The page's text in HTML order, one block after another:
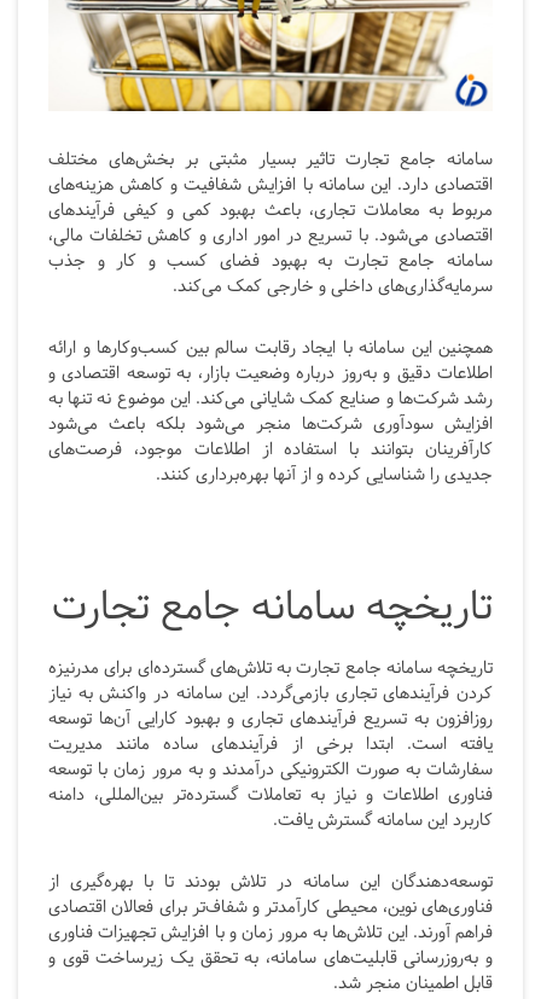
سامانه جامع تجارت تاثیر بسیار مثبتی بر بخش‌های مختلف
اقتصادی دارد. این سامانه با افزایش شفافیت و کاهش هزینه‌های
مربوط به معاملات تجاری، باعث بهبود کمی و کیفی فرآیندهای
اقتصادی می‌شود. با تسریع در امور اداری و کاهش تخلفات مالی،
سامانه جامع تجارت به بهبود فضای کسب و کار و جذب
سرمایه‌گذاری‌های داخلی و خارجی کمک می‌کند.
همچنین این سامانه با ایجاد رقابت سالم بین کسب‌وکارها و ارائه
اطلاعات دقیق و به‌روز درباره وضعیت بازار، به توسعه اقتصادی و
رشد شرکت‌ها و صنایع کمک شایانی می‌کند. این موضوع نه تنها به
افزایش سودآوری شرکت‌ها منجر می‌شود بلکه باعث می‌شود
کارآفرینان بتوانند با استفاده از اطلاعات موجود، فرصت‌های
جدیدی را شناسایی کرده و از آنها بهره‌برداری کنند.
تاریخچه سامانه جامع تجارت
تاریخچه سامانه جامع تجارت به تلاش‌های گسترده‌ای برای مدرنیزه
کردن فرآیندهای تجاری بازمی‌گردد. این سامانه در واکنش به نیاز
روزافزون به تسریع فرآیندهای تجاری و بهبود کارایی آن‌ها توسعه
یافته است. ابتدا برخی از فرآیندهای ساده مانند مدیریت
سفارشات به صورت الکترونیکی درآمدند و به مرور زمان با توسعه
فناوری اطلاعات و نیاز به تعاملات گسترده‌تر بین‌المللی، دامنه
کاربرد این سامانه گسترش یافت.
توسعه‌دهندگان این سامانه در تلاش بودند تا با بهره‌گیری از
فناوری‌های نوین، محیطی کارآمدتر و شفاف‌تر برای فعالان اقتصادی
فراهم آورند. این تلاش‌ها به مرور زمان و با افزایش تجهیزات فناوری
و به‌روزرسانی قابلیت‌های سامانه، به تحقق یک زیرساخت قوی و
قابل اطمینان منجر شد.